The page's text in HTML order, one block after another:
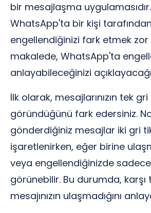
bir mesajlaşma
WhatsApp'ta bir kişi tarafından
engellendiğinizi fark etmek zor
makalede, WhatsApp'ta
anlayabileceğinizi
İlk olarak, mesajlarınızın tek
göründüğünü fark edersiniz.
gönderdiğiniz mesajlar iki gri
işaretlenirken, eğer birine
veya engellendiğinizde
görünebilir. Bu durumda,
mesajınızın ulaşmadığını